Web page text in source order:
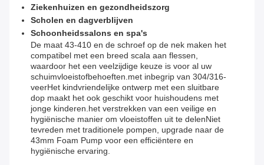
Ziekenhuizen en gezondheidszorg
Scholen en dagverblijven
Schoonheidssalons en spa's
De maat 43-410 en de schroef op de nek maken het
compatibel met een breed scala aan flessen,
waardoor het een veelzijdige keuze is voor al uw
schuimvloeistofbehoeften.met inbegrip van 304/316-
veerHet kindvriendelijke ontwerp met een sluitbare
dop maakt het ook geschikt voor huishoudens met
jonge kinderen.het verstrekken van een veilige en
hygiënische manier om vloeistoffen uit te delenNiet
tevreden met traditionele pompen, upgrade naar de
43mm Foam Pump voor een efficiëntere en
hygiënische ervaring.